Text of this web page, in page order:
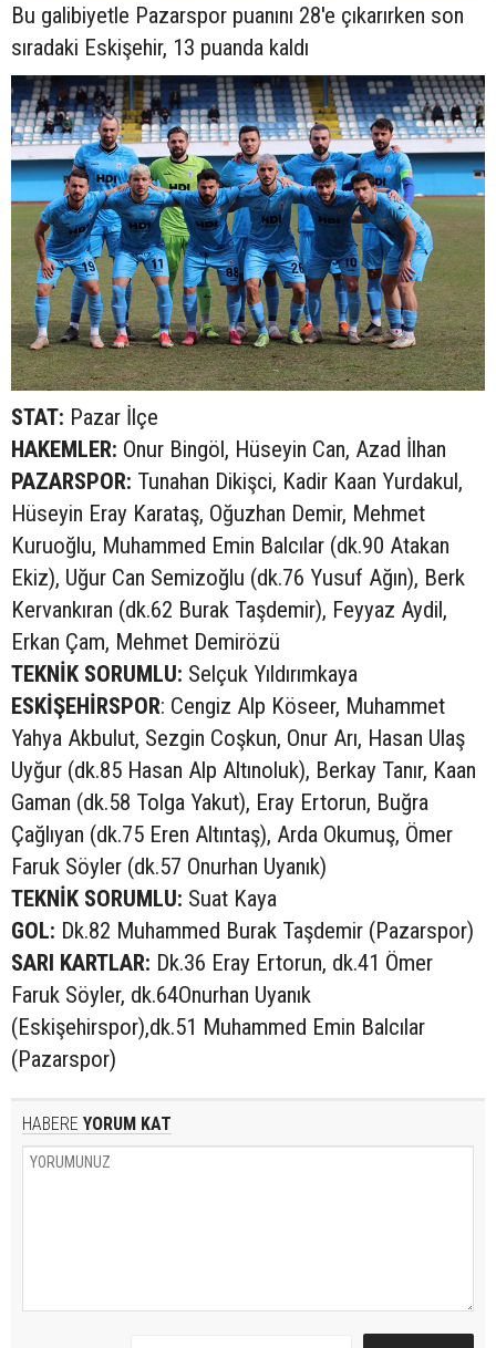
Bu galibiyetle Pazarspor puanını 28'e çıkarırken son
sıradaki Eskişehir, 13 puanda kaldı
STAT: Pazar İlçe
HAKEMLER: Onur Bingöl, Hüseyin Can, Azad İlhan
PAZARSPOR: Tunahan Dikişci, Kadir Kaan Yurdakul,
Hüseyin Eray Karataş, Oğuzhan Demir, Mehmet
Kuruoğlu, Muhammed Emin Balcılar (dk.90 Atakan
Ekiz), Uğur Can Semizoğlu (dk.76 Yusuf Ağın), Berk
Kervankıran (dk.62 Burak Taşdemir), Feyyaz Aydil,
Erkan Çam, Mehmet Demirözü
TEKNİK SORUMLU: Selçuk Yıldırımkaya
ESKİŞEHİRSPOR: Cengiz Alp Köseer, Muhammet
Yahya Akbulut, Sezgin Coşkun, Onur Arı, Hasan Ulaş
Uyğur (dk.85 Hasan Alp Altınoluk), Berkay Tanır, Kaan
Gaman (dk.58 Tolga Yakut), Eray Ertorun, Buğra
Çağlıyan (dk.75 Eren Altıntaş), Arda Okumuş, Ömer
Faruk Söyler (dk.57 Onurhan Uyanık)
TEKNİK SORUMLU: Suat Kaya
GOL: Dk.82 Muhammed Burak Taşdemir (Pazarspor)
SARI KARTLAR: Dk.36 Eray Ertorun, dk.41 Ömer
Faruk Söyler, dk.64Onurhan Uyanık
(Eskişehirspor),dk.51 Muhammed Emin Balcılar
(Pazarspor)
HABERE YORUM KAT